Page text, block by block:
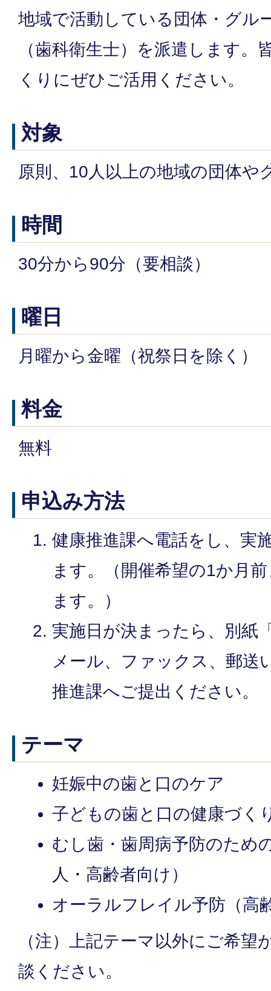
地域で活動している団体・グル
（歯科衛生士）を派遣します。
くりにぜひご活用ください。
対象
原則、10人以上の地域の団体や
時間
30分から90分（要相談）
曜日
月曜から金曜（祝祭日を除く）
料金
無料
申込み方法
健康推進課へ電話をし、実
ます。（開催希望の1か月
ます。）
実施日が決まったら、別紙
メール、ファックス、郵送
推進課へご提出ください。
テーマ
妊娠中の歯と口のケア
子どもの歯と口の健康づく
むし歯・歯周病予防のため
人・高齢者向け）
オーラルフレイル予防（高
（注）上記テーマ以外にご希望
談ください。